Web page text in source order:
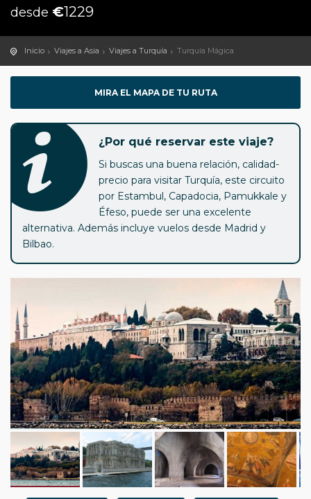
desde €1229
Inicio Viajes a Asia Viajes a Turquía Turquía Mágica
MIRA EL MAPA DE TU RUTA
¿Por qué reservar este viaje?
Si buscas una buena relación, calidad-
precio para visitar Turquía, este circuito
por Estambul, Capadocia, Pamukkale y
Éfeso, puede ser una excelente
alternativa. Además incluye vuelos desde Madrid y
Bilbao.